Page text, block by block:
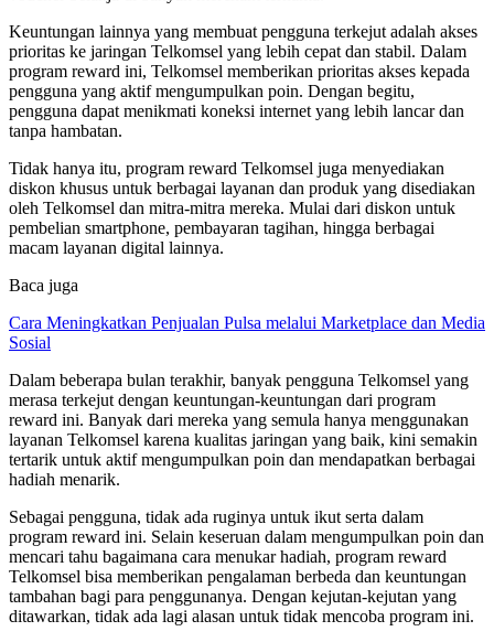
Keuntungan lainnya yang membuat pengguna terkejut adalah akses
prioritas ke jaringan Telkomsel yang lebih cepat dan stabil. Dalam
program reward ini, Telkomsel memberikan prioritas akses kepada
pengguna yang aktif mengumpulkan poin. Dengan begitu,
pengguna dapat menikmati koneksi internet yang lebih lancar dan
tanpa hambatan.
Tidak hanya itu, program reward Telkomsel juga menyediakan
diskon khusus untuk berbagai layanan dan produk yang disediakan
oleh Telkomsel dan mitra-mitra mereka. Mulai dari diskon untuk
pembelian smartphone, pembayaran tagihan, hingga berbagai
macam layanan digital lainnya.
Baca juga
Cara Meningkatkan Penjualan Pulsa melalui Marketplace dan Media
Sosial
Dalam beberapa bulan terakhir, banyak pengguna Telkomsel yang
merasa terkejut dengan keuntungan-keuntungan dari program
reward ini. Banyak dari mereka yang semula hanya menggunakan
layanan Telkomsel karena kualitas jaringan yang baik, kini semakin
tertarik untuk aktif mengumpulkan poin dan mendapatkan berbagai
hadiah menarik.
Sebagai pengguna, tidak ada ruginya untuk ikut serta dalam
program reward ini. Selain keseruan dalam mengumpulkan poin dan
mencari tahu bagaimana cara menukar hadiah, program reward
Telkomsel bisa memberikan pengalaman berbeda dan keuntungan
tambahan bagi para penggunanya. Dengan kejutan-kejutan yang
ditawarkan, tidak ada lagi alasan untuk tidak mencoba program ini.